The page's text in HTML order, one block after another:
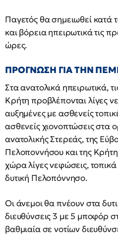
Παγετός θα σημειωθεί κατά
και βόρεια ηπειρωτικά τις
ώρες.
ΠΡΟΓΝΩΣΗ ΓΙΑ ΤΗΝ
Στα ανατολικά ηπειρωτικά,
Κρήτη προβλέπονται λίγες
αυξημένες με ασθενείς
ασθενείς χιονοπτώσεις στα
ανατολικής Στερεάς, της
Πελοποννήσου και της
χώρα λίγες νεφώσεις,
δυτική Πελοπόννησο.
Οι άνεμοι θα πνέουν στα
διευθύνσεις 3 με 5 μποφόρ
βαθμιαία σε νοτίων